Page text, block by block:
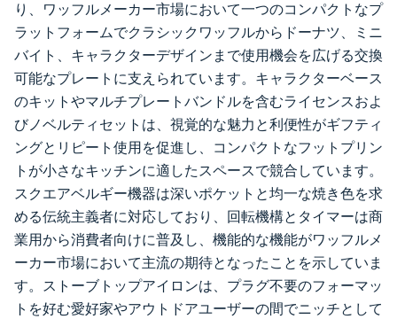
り、ワッフルメーカー市場において一つのコンパクトなプ
ラットフォームでクラシックワッフルからドーナツ、ミニ
バイト、キャラクターデザインまで使用機会を広げる交換
可能なプレートに支えられています。キャラクターベース
のキットやマルチプレートバンドルを含むライセンスおよ
びノベルティセットは、視覚的な魅力と利便性がギフティ
ングとリピート使用を促進し、コンパクトなフットプリン
トが小さなキッチンに適したスペースで競合しています。
スクエアベルギー機器は深いポケットと均一な焼き色を求
める伝統主義者に対応しており、回転機構とタイマーは商
業用から消費者向けに普及し、機能的な機能がワッフルメ
ーカー市場において主流の期待となったことを示していま
す。ストーブトップアイロンは、プラグ不要のフォーマッ
トを好む愛好家やアウトドアユーザーの間でニッチとして